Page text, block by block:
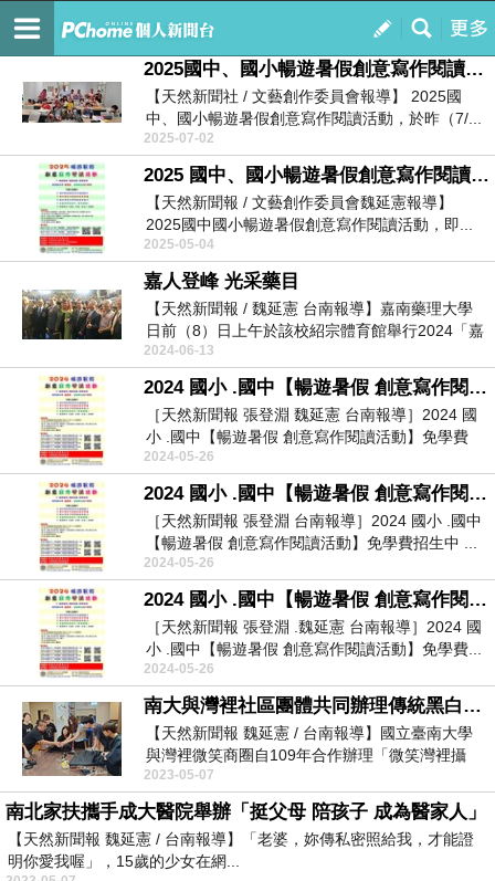
我的
訂閱
天然新聞報 - Nature News
2025國中、國小暢遊暑假創意寫作閱讀活動，於臺南市政府中西區中西圖書館隆重揭幕舉行。
【天然新聞社 / 文藝創作委員會報導】 2025國
中、國小暢遊暑假創意寫作閱讀活動，於昨（7/...
2025-07-02
2025 國中、國小暢遊暑假創意寫作閱讀活動，開始報名
【天然新聞報 / 文藝創作委員會魏延憲報導】
2025國中國小暢遊暑假創意寫作閱讀活動，即...
2025-05-04
嘉人登峰 光采藥目
【天然新聞報 / 魏延憲 台南報導】嘉南藥理大學
日前（8）日上午於該校紹宗體育館舉行2024「嘉
人登...
2024-06-13
2024 國小 .國中【暢遊暑假 創意寫作閱讀活動】免學費招生中
［天然新聞報 張登淵 魏延憲 台南報導］2024 國
小 .國中【暢遊暑假 創意寫作閱讀活動】免學費
招...
2024-05-26
2024 國小 .國中【暢遊暑假 創意寫作閱讀活動】免學費招生中
［天然新聞報 張登淵 台南報導］2024 國小 .國中
【暢遊暑假 創意寫作閱讀活動】免學費招生中 ...
2024-05-26
2024 國小 .國中【暢遊暑假 創意寫作閱讀活動】免學費招生中
［天然新聞報 張登淵 .魏延憲 台南報導］2024 國
小 .國中【暢遊暑假 創意寫作閱讀活動】免學費...
2024-05-26
南大與灣裡社區團體共同辦理傳統黑白相片沖洗培訓工作坊
【天然新聞報 魏延憲 / 台南報導】國立臺南大學
與灣裡微笑商圈自109年合作辦理「微笑灣裡攝
影」...
2023-05-07
南北家扶攜手成大醫院舉辦「挺父母 陪孩子 成為醫家人」
【天然新聞報 魏延憲 / 台南報導】「老婆，妳傳私密照給我，才能證
明你愛我喔」，15歲的少女在網...